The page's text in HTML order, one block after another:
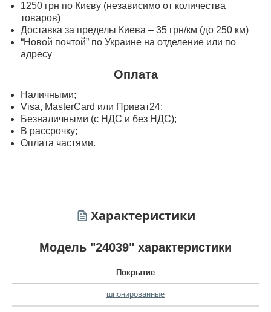
1250 грн по Києву (независимо от количества
товаров)
Доставка за пределы Киева – 35 грн/км (до 250 км)
“Новой почтой” по Украине на отделение или по
адресу
Оплата
Наличными;
Visa, MasterСard или Приват24;
Безналичными (с НДС и без НДС);
В рассрочку;
Оплата частями.
Характеристики
Модель "24039" характеристики
Покрытие
шпонированные